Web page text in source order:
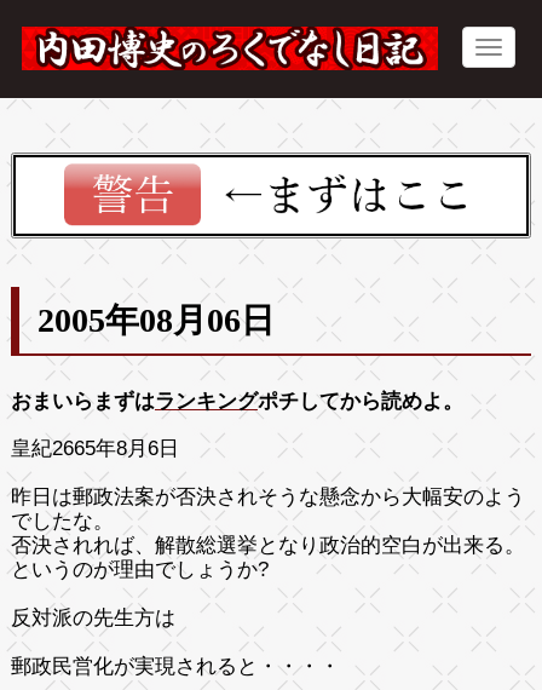
2005年08月06日
おまいらまずはランキングポチしてから読めよ。
皇紀2665年8月6日
昨日は郵政法案が否決されそうな懸念から大幅安のよう
でしたな。
否決されれば、解散総選挙となり政治的空白が出来る。
というのが理由でしょうか?
反対派の先生方は
郵政民営化が実現されると・・・・